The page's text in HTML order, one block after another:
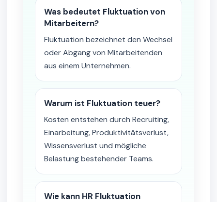
Was bedeutet Fluktuation von
Mitarbeitern?
Fluktuation bezeichnet den Wechsel
oder Abgang von Mitarbeitenden
aus einem Unternehmen.
Warum ist Fluktuation teuer?
Kosten entstehen durch Recruiting,
Einarbeitung, Produktivitätsverlust,
Wissensverlust und mögliche
Belastung bestehender Teams.
Wie kann HR Fluktuation